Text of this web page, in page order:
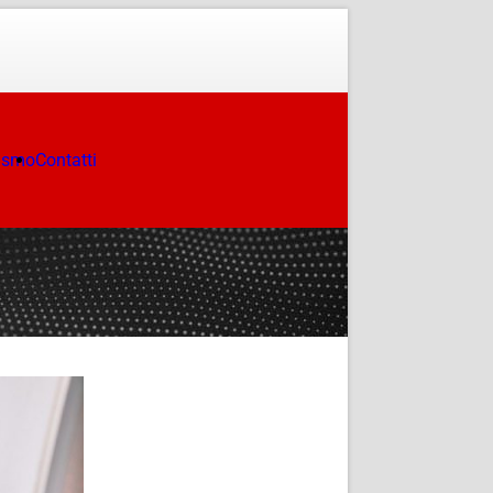
Contatti